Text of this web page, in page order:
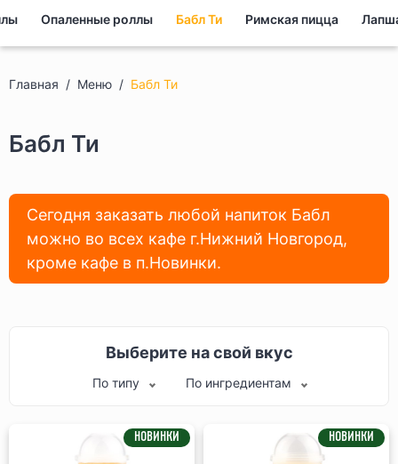
Опаленные роллы Бабл Ти Римская пицца
Главная Меню Бабл Ти
Бабл Ти
Сегодня заказать любой напиток Бабл
можно во всех кафе г.Нижний Новгород,
кроме кафе в п.Новинки.
Выберите на свой вкус
По типу По ингредиентам
НОВИНКИ НОВИНКИ